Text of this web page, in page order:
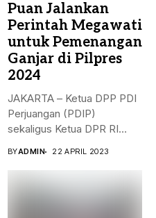
Puan Jalankan
Perintah Megawati
untuk Pemenangan
Ganjar di Pilpres
2024
JAKARTA – Ketua DPP PDI
Perjuangan (PDIP)
sekaligus Ketua DPR RI
BYADMIN 22 APRIL 2023